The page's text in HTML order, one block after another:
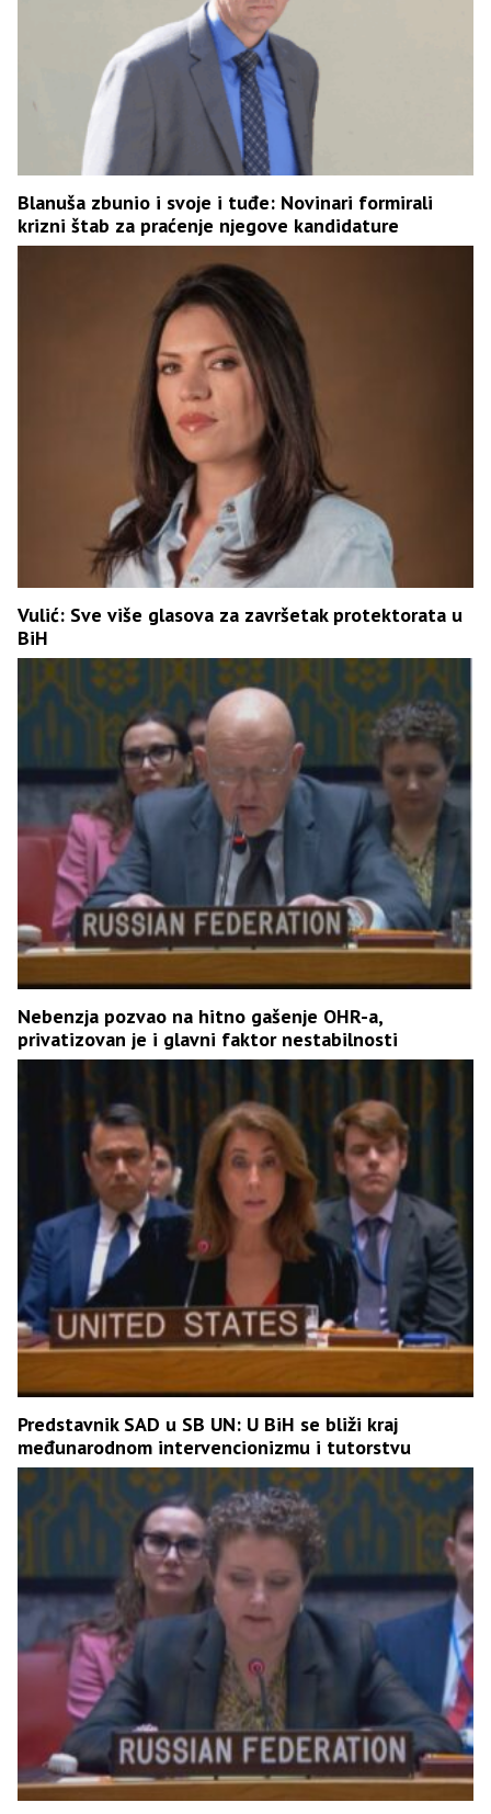
Blanuša zbunio i svoje i tuđe: Novinari formirali
krizni štab za praćenje njegove kandidature
Vulić: Sve više glasova za završetak protektorata u
BiH
Nebenzja pozvao na hitno gašenje OHR-a,
privatizovan je i glavni faktor nestabilnosti
Predstavnik SAD u SB UN: U BiH se bliži kraj
međunarodnom intervencionizmu i tutorstvu